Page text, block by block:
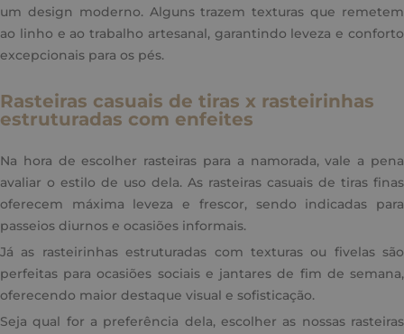
um design moderno. Alguns trazem texturas que remetem
ao linho e ao trabalho artesanal, garantindo leveza e conforto
excepcionais para os pés.
Rasteiras casuais de tiras x rasteirinhas
estruturadas com enfeites
Na hora de escolher rasteiras para a namorada, vale a pena
avaliar o estilo de uso dela. As rasteiras casuais de tiras finas
oferecem máxima leveza e frescor, sendo indicadas para
passeios diurnos e ocasiões informais.
Já as rasteirinhas estruturadas com texturas ou fivelas são
perfeitas para ocasiões sociais e jantares de fim de semana,
oferecendo maior destaque visual e sofisticação.
Seja qual for a preferência dela, escolher as nossas rasteiras